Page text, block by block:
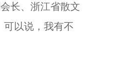
长、浙江省散文
可以说，我有不